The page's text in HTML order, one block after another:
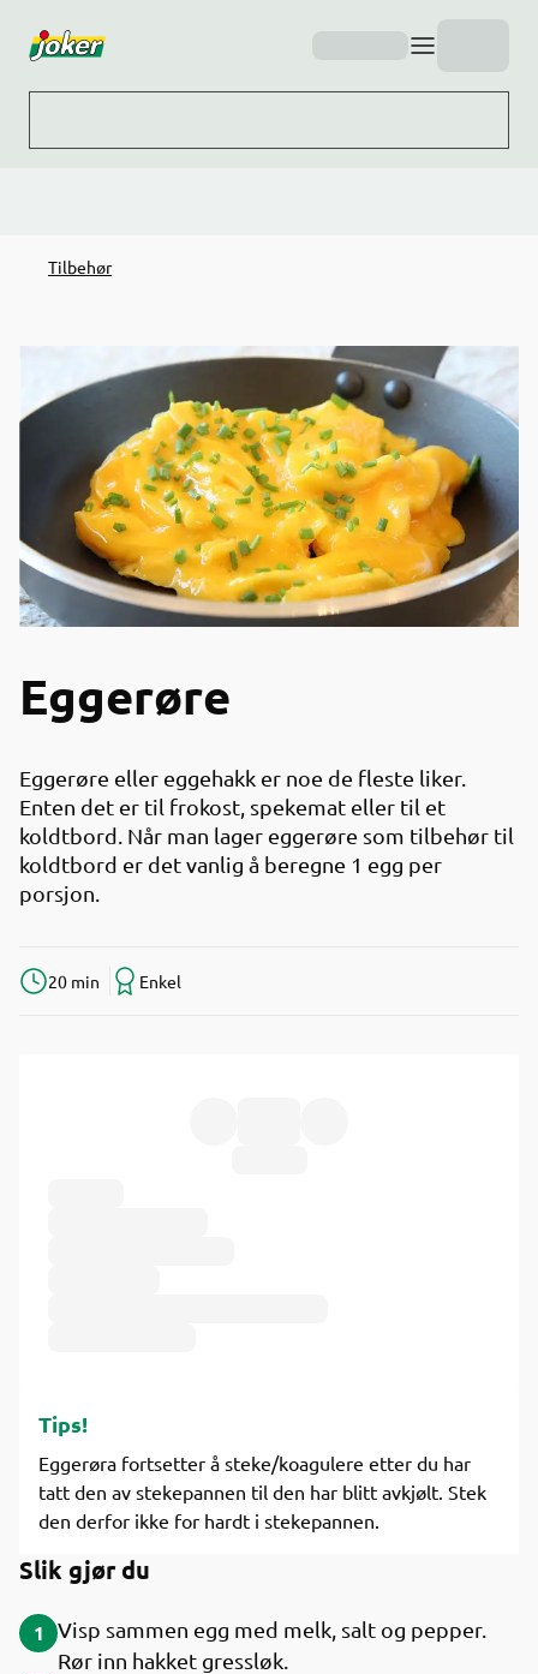
Tilbehør
Eggerøre
Eggerøre eller eggehakk er noe de fleste liker.
Enten det er til frokost, spekemat eller til et
koldtbord. Når man lager eggerøre som tilbehør til
koldtbord er det vanlig å beregne 1 egg per
porsjon.
20 min Enkel
Tips!
Eggerøra fortsetter å steke/koagulere etter du har
tatt den av stekepannen til den har blitt avkjølt. Stek
den derfor ikke for hardt i stekepannen.
Slik gjør du
1
Visp sammen egg med melk, salt og pepper.
Rør inn hakket gressløk.